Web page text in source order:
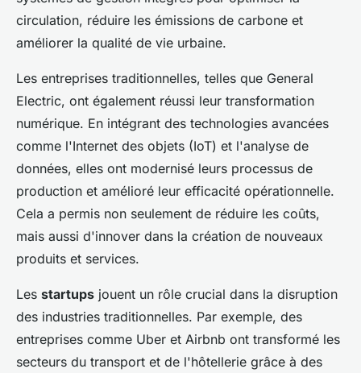
circulation, réduire les émissions de carbone et
améliorer la qualité de vie urbaine.
Les entreprises traditionnelles, telles que General
Electric, ont également réussi leur transformation
numérique. En intégrant des technologies avancées
comme l'Internet des objets (IoT) et l'analyse de
données, elles ont modernisé leurs processus de
production et amélioré leur efficacité opérationnelle.
Cela a permis non seulement de réduire les coûts,
mais aussi d'innover dans la création de nouveaux
produits et services.
Les startups jouent un rôle crucial dans la disruption
des industries traditionnelles. Par exemple, des
entreprises comme Uber et Airbnb ont transformé les
secteurs du transport et de l'hôtellerie grâce à des